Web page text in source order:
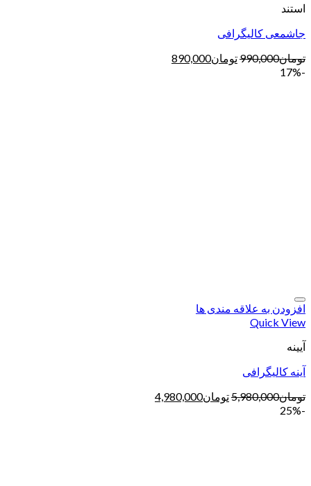
استند
جاشمعی کالیگرافی
تومان990,000تومان890,000
-17%
افزودن به علاقه مندی ها
Quick View
آیینه
آینه کالیگرافی
تومان5,980,000تومان4,980,000
-25%